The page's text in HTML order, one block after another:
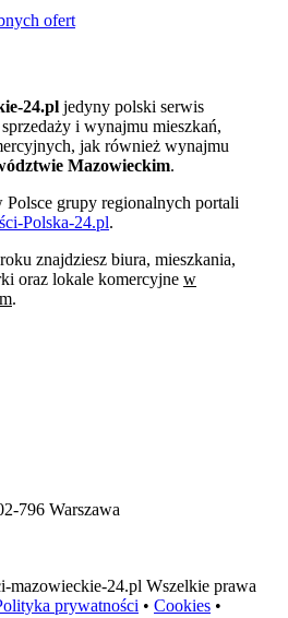
ofert
24.pl jedyny polski serwis
i wynajmu mieszkań,
jak również wynajmu
Mazowieckim.
grupy regionalnych portali
Polska-24.pl.
znajdziesz biura, mieszkania,
oraz lokale komercyjne w
.
796 Warszawa
mazowieckie-24.pl Wszelkie prawa
prywatności • Cookies •